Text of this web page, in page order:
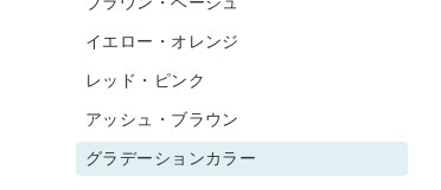
イエロー・オレンジ
レッド・ピンク
アッシュ・ブラウン
グラデーションカラー